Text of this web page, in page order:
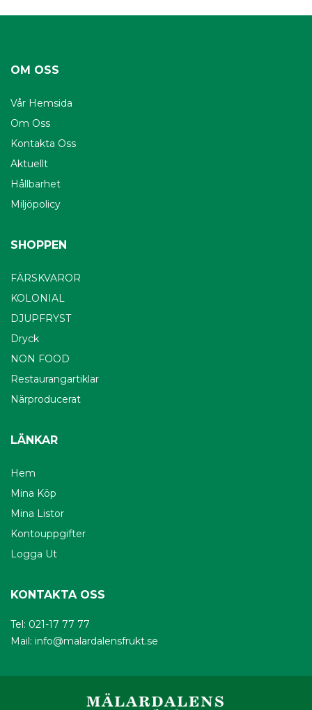
OM OSS
Vår Hemsida
Om Oss
Kontakta Oss
Aktuellt
Hållbarhet
Miljöpolicy
SHOPPEN
FÄRSKVAROR
KOLONIAL
DJUPFRYST
Dryck
NON FOOD
Restaurangartiklar
Närproducerat
LÄNKAR
Hem
Mina Köp
Mina Listor
Kontouppgifter
Logga Ut
KONTAKTA OSS
Tel: 021-17 77 77
Mail: info@malardalensfrukt.se